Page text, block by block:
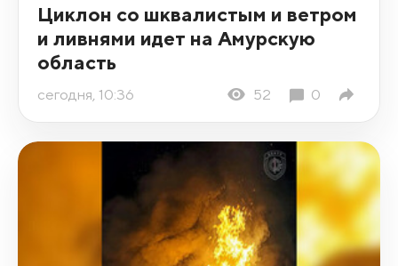
Циклон со шквалистым и ветром
и ливнями идет на Амурскую
область
сегодня, 10:36 52 0